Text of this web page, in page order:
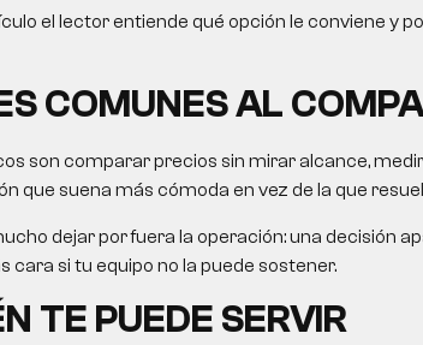
el lector entiende qué opción le conviene y
COMUNES AL
son comparar precios sin mirar alcance,
que suena más cómoda en vez de la que
dejar por fuera la operación: una decisión
cara si tu equipo no la puede sostener.
TE PUEDE SERVIR